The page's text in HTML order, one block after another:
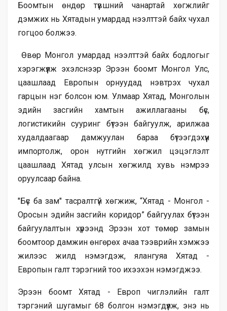
Боомтын өндөр түвшний чанартай хөгжлийг
дэмжих нь Хятадын умардад нээлттэй байх чухал
гогцоо болжээ.
Өвөр Монгол умардад нээлттэй байх бодлогыг
хэрэгжүүлж эхэлснээр Эрээн боомт Монгол Улс,
цаашлаад Европын орнуудад нэвтрэх чухал
гарцын нэг болсон юм. Улмаар Хятад, Монголын
эдийн засгийн хамтын ажиллагааны бүс,
логистикийн сууринг бүтээн байгуулж, арилжаа
худалдаагаар дамжуулан бараа бүтээгдэхүүн
импортолж, орон нутгийн хөгжил цэцэглэлт
цаашлаад Хятад улсын хөгжилд хувь нэмрээ
оруулсаар байна.
"Бүс ба зам" тасралтгүй хөгжиж, “Хятад - Монгол -
Оросын эдийн засгийн коридор” байгуулах бүтээн
байгуулалтын хүрээнд Эрээн хот төмөр замын
боомтоор дамжин өнгөрөх ачаа тээврийн хэмжээ
жилээс жилд нэмэгдэж, ялангуяа Хятад -
Европын галт тэрэгний тоо ихээхэн нэмэгджээ.
Эрээн боомт Хятад - Европ чиглэлийн галт
тэргэний шугамыг 68 болгон нэмэгдүүлж, энэ нь